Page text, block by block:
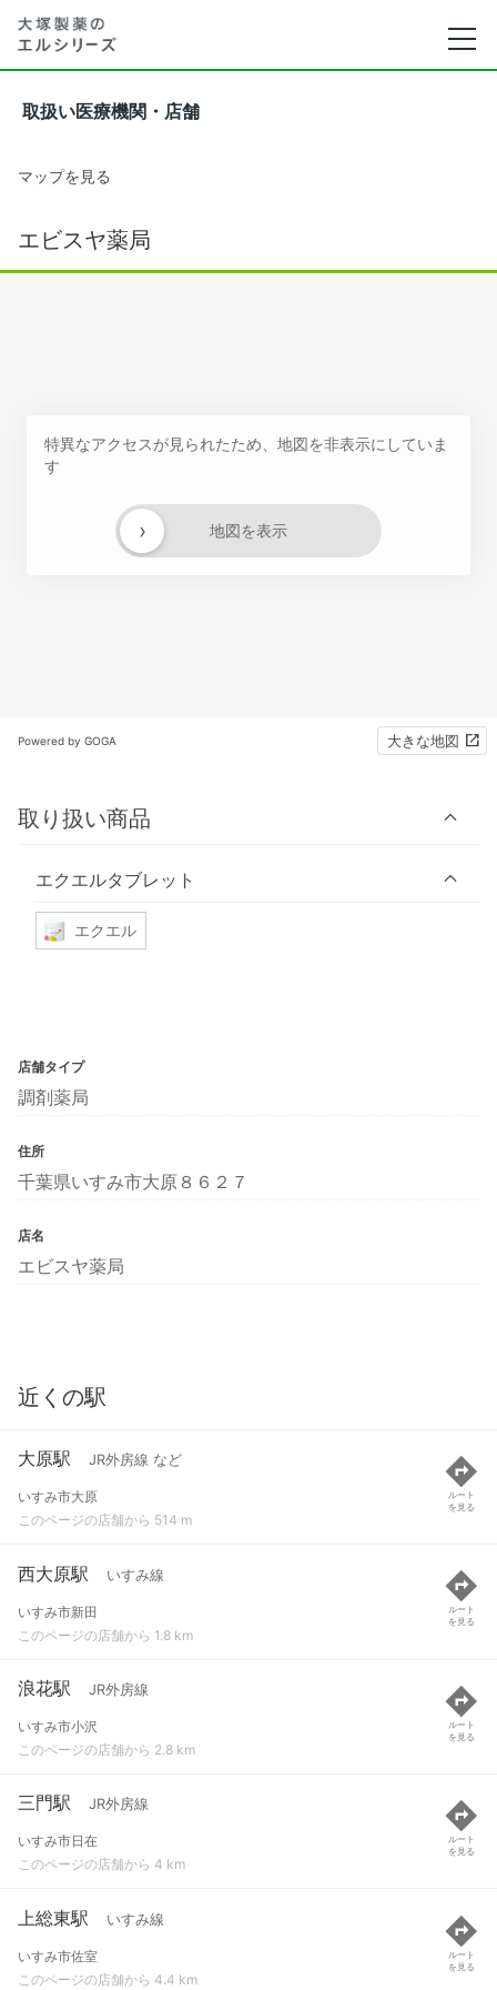
取扱い医療機関・店舗
マップを見る
エビスヤ薬局
特異なアクセスが見られたため、地図を非表示にしていま
す
地図を表示
›
Powered by GOGA 大きな地図
取り扱い商品
エクエルタブレット
エクエル
店舗タイプ
調剤薬局
住所
千葉県いすみ市大原８６２７
店名
エビスヤ薬局
近くの駅
大原駅 JR外房線 など
いすみ市大原
このページの店舗から 514 m
ルート
を見る
西大原駅 いすみ線
いすみ市新田
このページの店舗から 1.8 km
ルート
を見る
浪花駅 JR外房線
いすみ市小沢
このページの店舗から 2.8 km
ルート
を見る
三門駅 JR外房線
いすみ市日在
このページの店舗から 4 km
ルート
を見る
上総東駅 いすみ線
いすみ市佐室
このページの店舗から 4.4 km
ルート
を見る